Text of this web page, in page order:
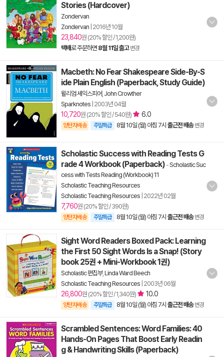
Stories (Hardcover)
Zondervan
Zondervan 2016년 10월
23,840원 (20% 할인 / 1,200원)
택배로 주문하면 8월 11일 출고 변경
Macbeth: No Fear Shakespeare Side-By-S
ide Plain English (Paperback, Study Guide)
윌리엄 셰익스피어 John Crowther
Sparknotes 2003년 04월
10,720원 (20% 할인 / 540원) 6.0
양탄자배송 주말특급 8월 10일 (월) 아침 7시 출근전 배송 변경
Scholastic Success with Reading Tests G
rade 4 Workbook (Paperback) -Scholastic Suc
cess with Tests Reading (Workbook) 11
Scholastic Teaching Resources
Scholastic Teaching Resources 2022년 02월
7,760원 (20% 할인 / 390원)
양탄자배송 주말특급 8월 10일 (월) 아침 7시 출근전 배송 변경
Sight Word Readers Boxed Pack: Learning
the First 50 Sight Words Is a Snap! (Story
book 25권 + Mini-Workbook 1권)
Scholastic 편집부, Linda Ward Beech
Scholastic Teaching Resources 2003년 06월
26,800원 (20% 할인 / 1,340원) 10.0
양탄자배송 주말특급 8월 10일 (월) 아침 7시 출근전 배송 변경
Scrambled Sentences: Word Families: 40
Hands-On Pages That Boost Early Readin
g & Handwriting Skills (Paperback)